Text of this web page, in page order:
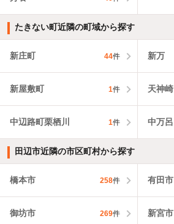
たきない町近隣の町域から探す
新庄町 44件 新万
新屋敷町 1件 天神崎
中辺路町栗栖川 1件 中万呂
田辺市近隣の市区町村から探す
橋本市 258件 有田市
御坊市 269件 新宮市